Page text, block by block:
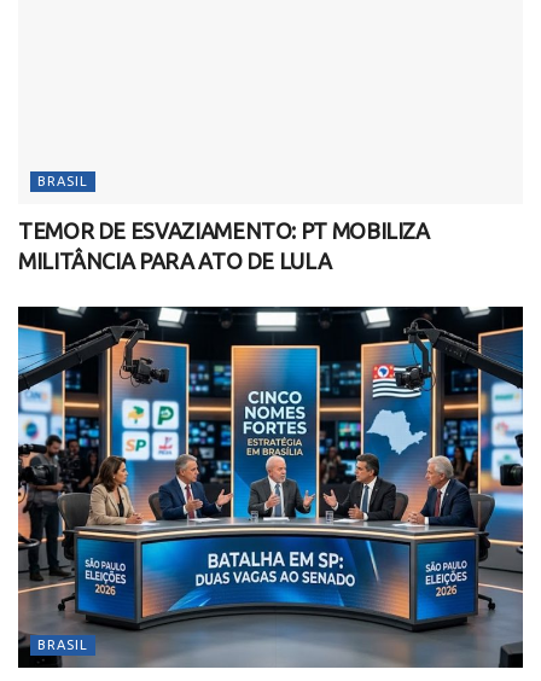
BRASIL
TEMOR DE ESVAZIAMENTO: PT MOBILIZA
MILITÂNCIA PARA ATO DE LULA
BRASIL